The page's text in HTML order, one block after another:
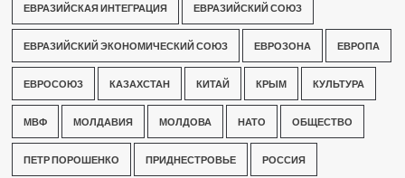
ЕВРАЗИЙСКАЯ ИНТЕГРАЦИЯ ЕВРАЗИЙСКИЙ СОЮЗ
ЕВРАЗИЙСКИЙ ЭКОНОМИЧЕСКИЙ СОЮЗ ЕВРОЗОНА ЕВРОПА
ЕВРОСОЮЗ КАЗАХСТАН КИТАЙ КРЫМ КУЛЬТУРА
МВФ МОЛДАВИЯ МОЛДОВА НАТО ОБЩЕСТВО
ПЕТР ПОРОШЕНКО ПРИДНЕСТРОВЬЕ РОССИЯ